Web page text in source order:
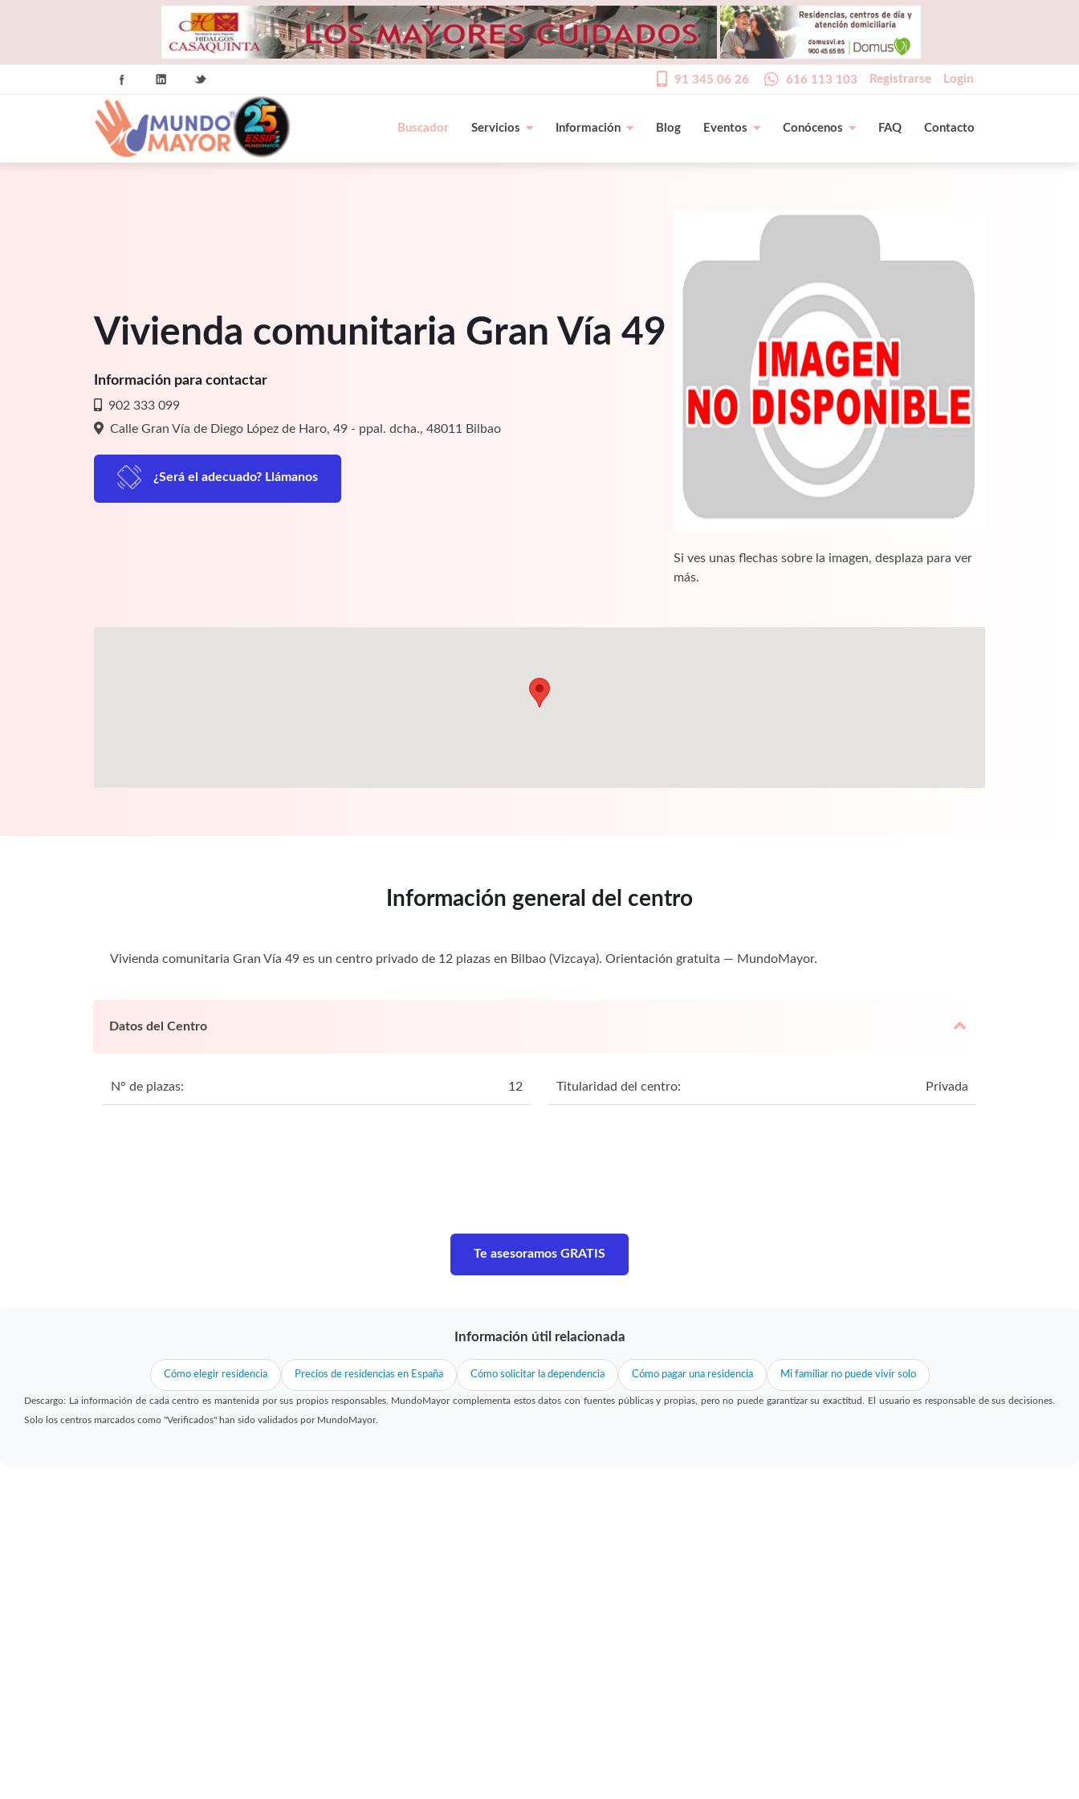
91 345 06 26 616 113 103 Registrarse Login
Buscador Servicios Información Blog Eventos Conócenos FAQ Contacto
Vivienda comunitaria Gran Vía 49
Información para contactar
902 333 099
Calle Gran Vía de Diego López de Haro, 49 - ppal. dcha., 48011 Bilbao
¿Será el adecuado? Llámanos
Si ves unas flechas sobre la imagen, desplaza para ver
más.
Información general del centro
Vivienda comunitaria Gran Vía 49 es un centro privado de 12 plazas en Bilbao (Vizcaya). Orientación gratuita — MundoMayor.
Datos del Centro
N° de plazas: 12 Titularidad del centro: Privada
Te asesoramos GRATIS
Información útil relacionada
Cómo elegir residencia Precios de residencias en España Cómo solicitar la dependencia Cómo pagar una residencia Mi familiar no puede vivir solo
Descargo: La información de cada centro es mantenida por sus propios responsables. MundoMayor complementa estos datos con fuentes públicas y propias, pero no puede garantizar su exactitud. El usuario es responsable de sus decisiones.
Solo los centros marcados como "Verificados" han sido validados por MundoMayor.